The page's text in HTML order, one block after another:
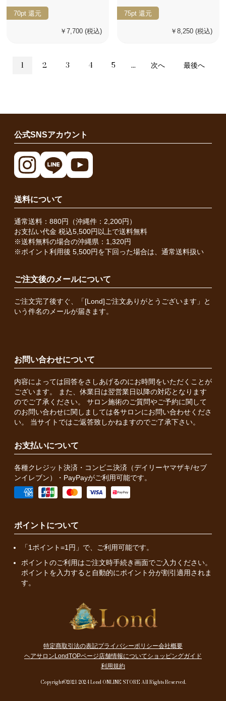
70pt 還元
￥7,700 (税込)
75pt 還元
￥8,250 (税込)
1 2 3 4 5 ... 次へ 最後へ
公式SNSアカウント
送料について
通常送料：880円（沖縄件：2,200円）
お支払い代金 税込5,500円以上で送料無料
※送料無料の場合の沖縄県：1,320円
※ポイント利用後 5,500円を下回った場合は、通常送料扱い
ご注文後のメールについて
ご注文完了後すぐ、「[Lond]ご注文ありがとうございます」と
いう件名のメールが届きます。
お問い合わせについて
内容によっては回答をさしあげるのにお時間をいただくことが
ございます。 また、休業日は翌営業日以降の対応となります
のでご了承ください。 サロン施術のご質問やご予約に関して
のお問い合わせに関しましては各サロンにお問い合わせくださ
い。 当サイトではご返答致しかねますのでご了承下さい。
お支払いについて
各種クレジット決済・コンビニ決済（デイリーヤマザキ/セブ
ンイレブン）・PayPayがご利用可能です。
ポイントについて
「1ポイント=1円」で、ご利用可能です。
ポイントのご利用はご注文時手続き画面でご入力ください。
ポイントを入力すると自動的にポイント分が割引適用されま
す。
特定商取引法の表記プライバシーポリシー会社概要
ヘアサロンLondTOPページ店舗情報についてショッピングガイド
利用規約
Copyright©2021-2024 Lond ONLINE STORE All Rights Reserved.